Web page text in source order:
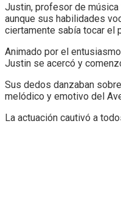
Justin, profesor de música
aunque sus habilidades
ciertamente sabía tocar el
Animado por el
Justin se acercó y
Sus dedos danzaban
melódico y emotivo del
La actuación cautivó a